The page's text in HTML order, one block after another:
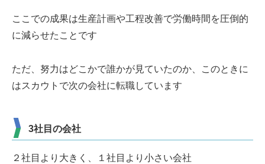
ここでの成果は生産計画や工程改善で労働時間を圧倒的
に減らせたことです
ただ、努力はどこかで誰かが見ていたのか、このときに
はスカウトで次の会社に転職しています
3社目の会社
２社目より大きく、１社目より小さい会社